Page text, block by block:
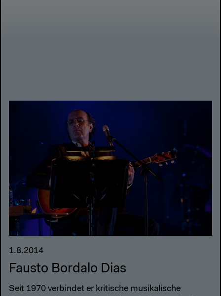
1.8.2014
Fausto Bordalo Dias
Seit 1970 verbindet er kritische musikalische